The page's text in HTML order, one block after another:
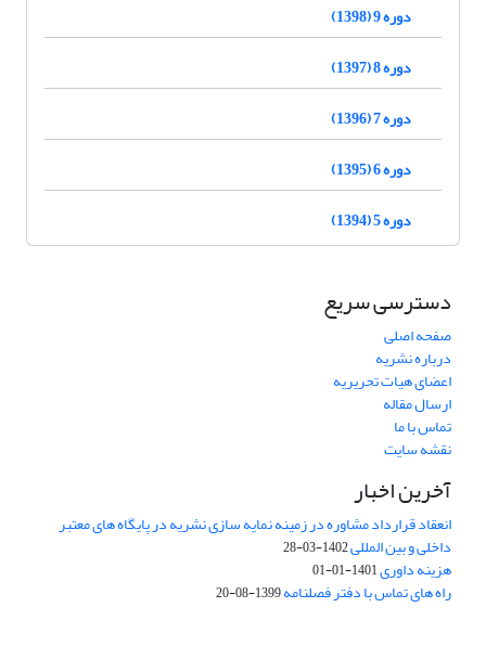
دوره 9 (1398)
دوره 8 (1397)
دوره 7 (1396)
دوره 6 (1395)
دوره 5 (1394)
دسترسی سریع
صفحه اصلی
درباره نشریه
اعضای هیات تحریریه
ارسال مقاله
تماس با ما
نقشه سایت
آخرین اخبار
انعقاد قرارداد مشاوره در زمینه نمایه سازی نشریه در پایگاه های معتبر
داخلی و بین المللی1402-03-28
هزینه داوری1401-01-01
راه های تماس با دفتر فصلنامه1399-08-20